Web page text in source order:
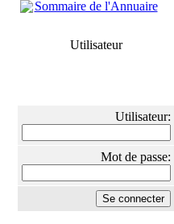
Sommaire de l'Annuaire
Utilisateur
Utilisateur:
Mot de passe: